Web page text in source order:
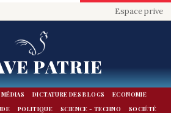
Espace prive
PATRIE
DICTATURE DES BLOGS
ECONOMIE
POLITIQUE SCIENCE - TECHNO
SOCIÉTÉ